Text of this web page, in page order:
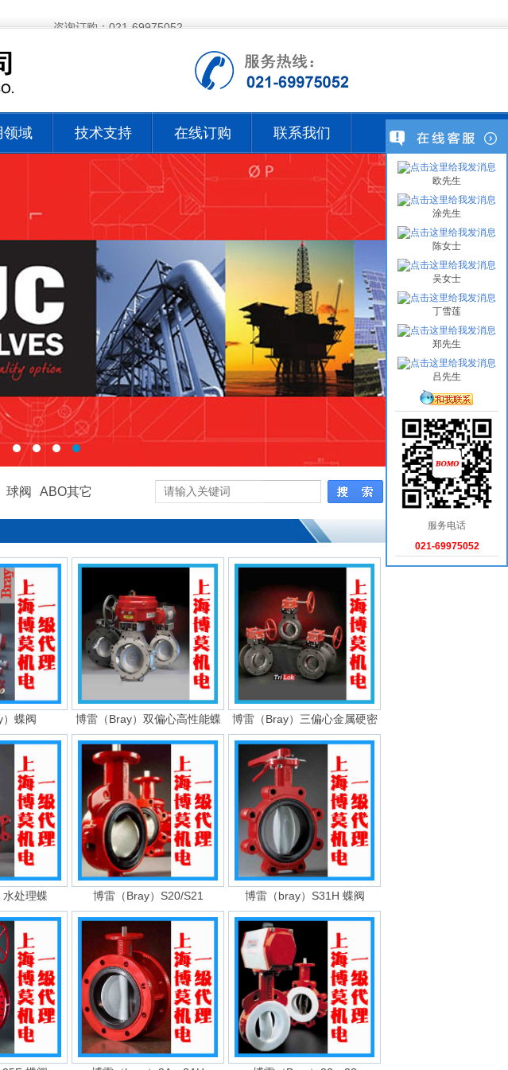
咨询订购：021-69975052
领域 技术支持 在线订购 联系我们
球阀
ABO其它
）蝶阀 博雷（Bray）双偏心高性能蝶 博雷（Bray）三偏心金属硬密
处理蝶 博雷（Bray）S20/S21 博雷（bray）S31H 蝶阀
欧先生
涂先生
陈女士
吴女士
丁雪莲
郑先生
吕先生
服务电话
021-69975052